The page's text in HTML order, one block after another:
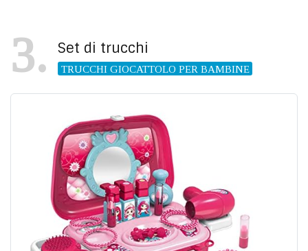
3 Set di trucchi
TRUCCHI GIOCATTOLO PER BAMBINE